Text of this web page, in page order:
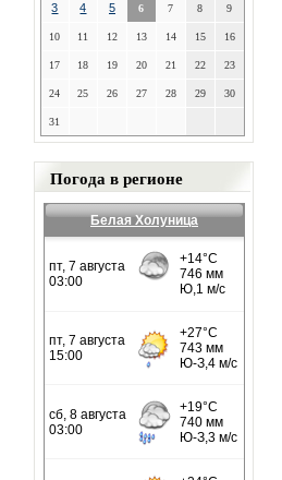
3 4 5 6 7 8 9
10 11 12 13 14 15 16
17 18 19 20 21 22 23
24 25 26 27 28 29 30
31
Погода в регионе
Белая Холуница